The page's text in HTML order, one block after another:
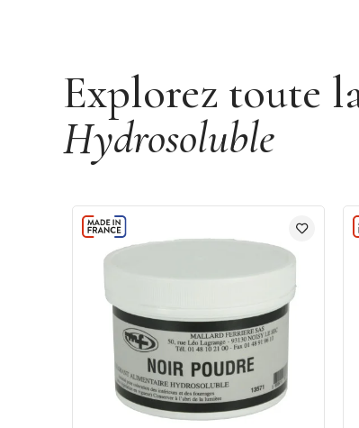
Explorez toute
Hydrosoluble